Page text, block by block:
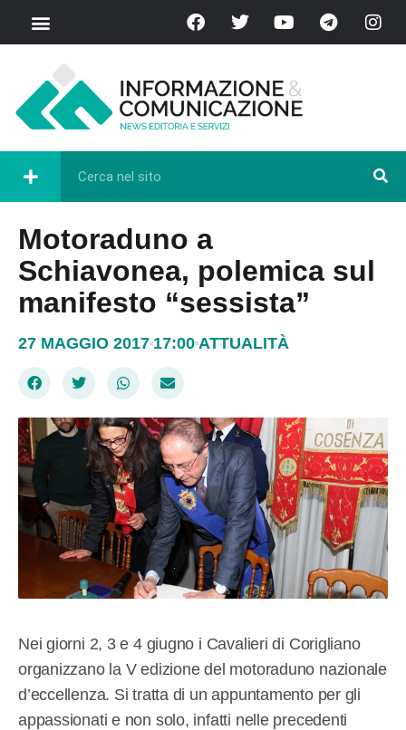
Motoraduno a
Schiavonea, polemica sul
manifesto “sessista”
27 MAGGIO 2017 17:00 ATTUALITÀ
Nei giorni 2, 3 e 4 giugno i Cavalieri di Corigliano
organizzano la V edizione del motoraduno nazionale
d’eccellenza. Si tratta di un appuntamento per gli
appassionati e non solo, infatti nelle precedenti